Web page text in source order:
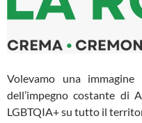
Volevamo una
dell’impegno costante di
LGBTQIA+ su tutto il